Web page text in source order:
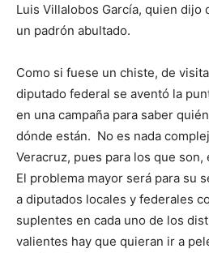
Luis Villalobos García, quien dijo
un padrón abultado.
Como si fuese un chiste, de
diputado federal se aventó la
en una campaña para saber
dónde están. No es nada
Veracruz, pues para los que
El problema mayor será para su
a diputados locales y federales
suplentes en cada uno de los
valientes hay que quieran ir a